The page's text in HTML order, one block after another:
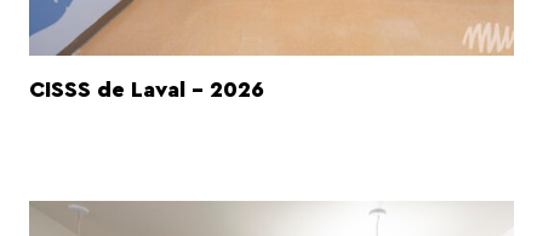
CISSS de Laval - 2026